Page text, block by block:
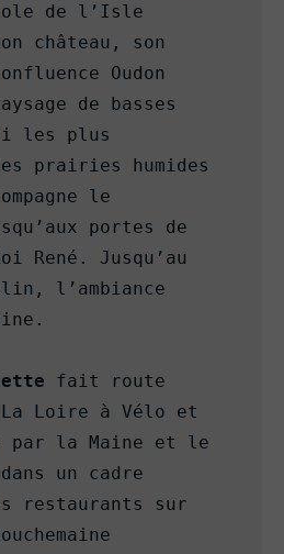
de l’Isle
château, son
Oudon
de basses
les plus
prairies humides
le
portes de
René. Jusqu’au
l’ambiance
fait route
La Loire à Vélo et
par la Maine et le
un cadre
restaurants sur